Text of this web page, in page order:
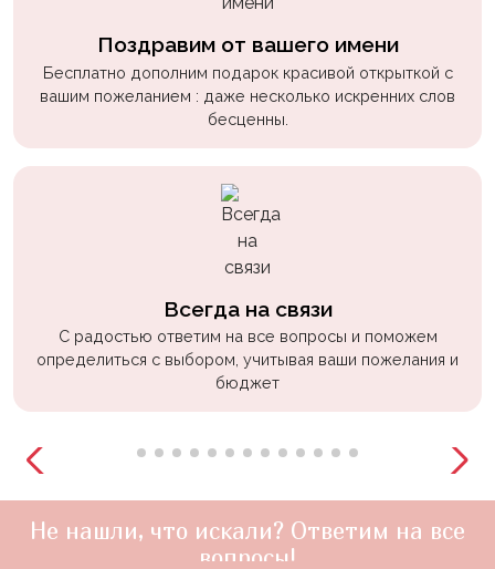
Поздравим от вашего имени
Бесплатно дополним подарок красивой открыткой с
вашим пожеланием : даже несколько искренних слов
бесценны.
Всегда на связи
С радостью ответим на все вопросы и поможем
определиться с выбором, учитывая ваши пожелания и
бюджет
Не нашли, что искали? Ответим на все
вопросы!